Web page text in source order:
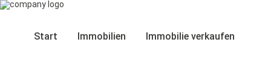
Start Immobilien Immobilie verkaufen